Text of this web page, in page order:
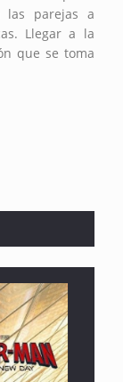
las parejas a
Llegar a la
que se toma